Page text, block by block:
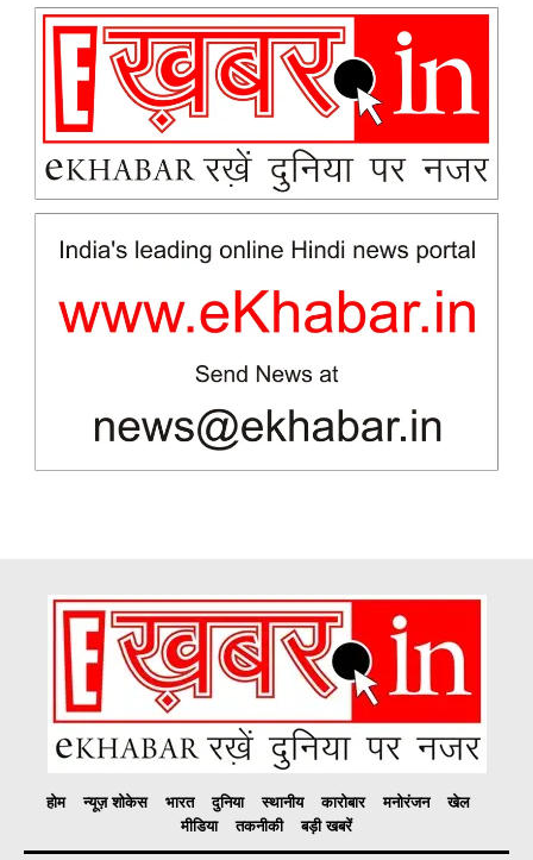
होम न्यूज़ शोकेस भारत दुनिया स्थानीय कारोबार मनोरंजन
खेल
मीडिया
तकनीकी बड़ी खबरें